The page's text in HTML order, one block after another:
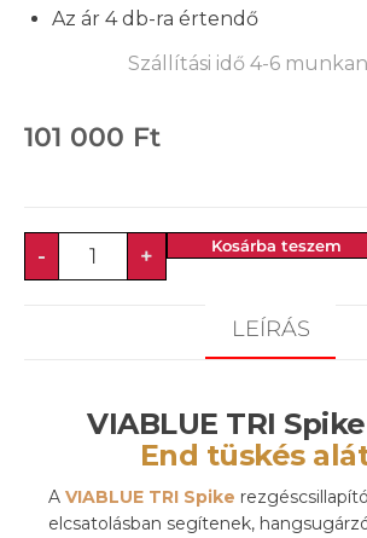
Az ár 4 db-ra értendő
Szállítási idő 4-6
101 000 Ft
- + Kosárba teszem
LEÍRÁS
VIABLUE TRI Spike
End tüskés
A VIABLUE TRI Spike
elcsatolásban segítenek,